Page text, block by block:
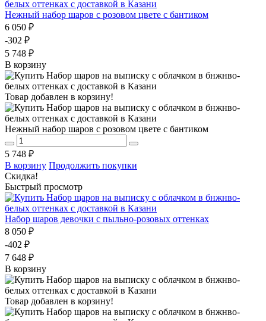
Нежный набор шаров с розовом цвете с бантиком
6 050 ₽
-302 ₽
5 748 ₽
В корзину
Товар добавлен в корзину!
Нежный набор шаров с розовом цвете с бантиком
5 748 ₽
В корзину Продолжить покупки
Скидка!
Быстрый просмотр
Набор шаров девочки с пыльно-розовых оттенках
8 050 ₽
-402 ₽
7 648 ₽
В корзину
Товар добавлен в корзину!